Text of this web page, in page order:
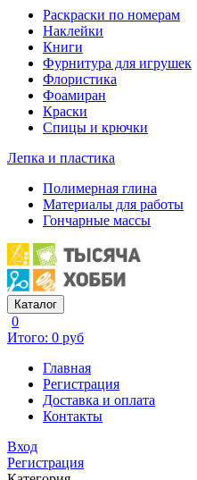
Раскраски по номерам
Наклейки
Книги
Фурнитура для игрушек
Флористика
Фоамиран
Краски
Спицы и крючки
Лепка и пластика
Полимерная глина
Материалы для работы
Гончарные массы
Каталог
0
Итого: 0 руб
Главная
Регистрация
Доставка и оплата
Контакты
Вход
Регистрация